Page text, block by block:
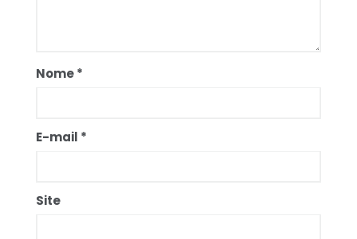
Nome*
E-mail *
Site